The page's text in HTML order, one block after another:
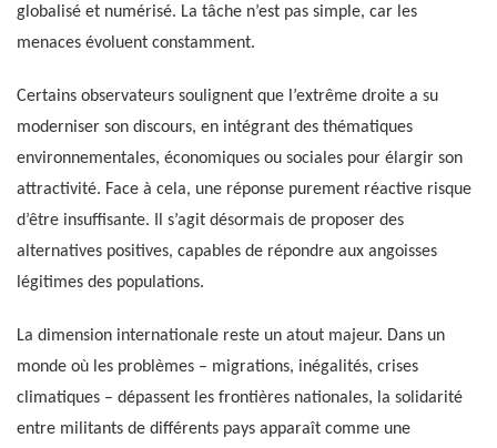
globalisé et numérisé. La tâche n’est pas simple, car les
menaces évoluent constamment.
Certains observateurs soulignent que l’extrême droite a su
moderniser son discours, en intégrant des thématiques
environnementales, économiques ou sociales pour élargir son
attractivité. Face à cela, une réponse purement réactive risque
d’être insuffisante. Il s’agit désormais de proposer des
alternatives positives, capables de répondre aux angoisses
légitimes des populations.
La dimension internationale reste un atout majeur. Dans un
monde où les problèmes – migrations, inégalités, crises
climatiques – dépassent les frontières nationales, la solidarité
entre militants de différents pays apparaît comme une